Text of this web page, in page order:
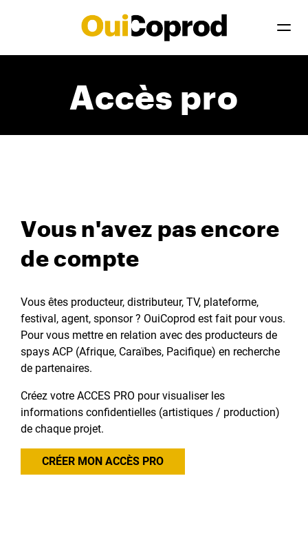
Accès pro
Vous n'avez pas encore
de compte
Vous êtes producteur, distributeur, TV, plateforme,
festival, agent, sponsor ? OuiCoprod est fait pour vous.
Pour vous mettre en relation avec des producteurs de
spays ACP (Afrique, Caraïbes, Pacifique) en recherche
de partenaires.
Créez votre ACCES PRO pour visualiser les
informations confidentielles (artistiques / production)
de chaque projet.
CRÉER MON ACCÈS PRO